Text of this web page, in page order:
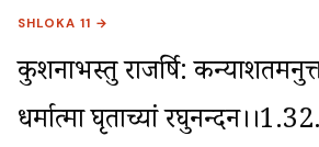
SHLOKA 11 →
कुशनाभस्तु राजर्षि:
धर्मात्मा घृताच्यां